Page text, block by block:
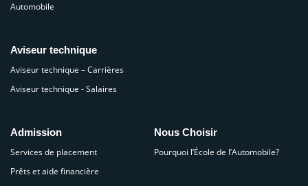
Automobile
Aviseur technique
Aviseur technique – Carrières
Aviseur technique - Salaires
Admission
Services de placement
Prêts et aide financière
Nous Choisir
Pourquoi l’École de l’Automobile?